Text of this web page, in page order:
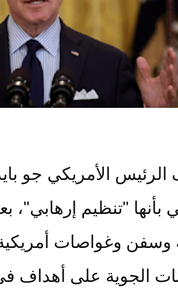
الأمريكي جو
بأنها "تنظيم
وسفن وغواصات
الجوية على أهداف